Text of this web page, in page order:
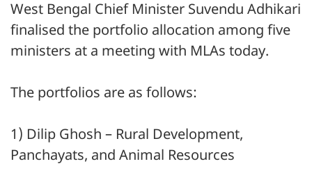
West Bengal Chief Minister Suvendu Adhikari
finalised the portfolio allocation among five
ministers at a meeting with MLAs today.
The portfolios are as follows:
1) Dilip Ghosh – Rural Development,
Panchayats, and Animal Resources